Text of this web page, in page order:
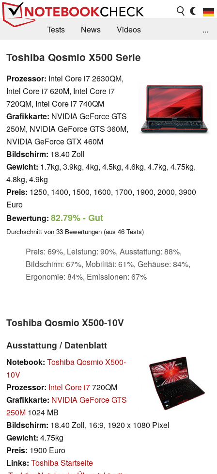
Tests News
Videos
Forum
...
Toshiba Qosmio X500 Serie
Prozessor: Intel Core i7 2630QM,
Intel Core i7 620M, Intel Core i7
720QM, Intel Core i7 740QM
Grafikkarte: NVIDIA GeForce GTS
250M, NVIDIA GeForce GTS 360M,
NVIDIA GeForce GTX 460M
Bildschirm: 18.40 Zoll
Gewicht: 1.7kg, 3.9kg, 4kg, 4.5kg, 4.6kg, 4.7kg, 4.75kg,
4.8kg, 4.9kg
Preis: 1250, 1400, 1500, 1600, 1700, 1900, 2000, 3900
Euro
Bewertung: 82.79%- Gut
Durchschnitt von 33 Bewertungen (aus 46 Tests)
Preis: 69%, Leistung: 90%, Ausstattung: 88%,
Bildschirm: 67%, Mobilität: 61%, Gehäuse: 84%,
Ergonomie: 84%, Emissionen: 67%
Toshiba Qosmio X500-10V
Ausstattung / Datenblatt
Notebook: Toshiba Qosmio X500-
10V
Prozessor: Intel Core i7720QM
Grafikkarte: NVIDIA GeForce GTS
250M 1024 MB
Bildschirm: 18.40 Zoll, 16:9, 1920 x 1080 Pixel
Gewicht: 4.75kg
Preis: 1900 Euro
Links: Toshiba Startseite